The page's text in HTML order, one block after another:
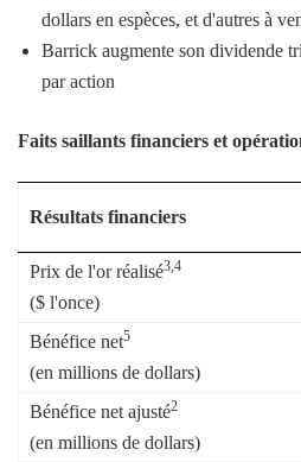
dollars en espèces, et d'autres à
Barrick augmente son dividende
par action
Faits saillants financiers et
Résultats financiers
Prix ​​de l'or réalisé3,4
($ l'once)
Bénéfice net5
(en millions de dollars)
Bénéfice net ajusté2
(en millions de dollars)